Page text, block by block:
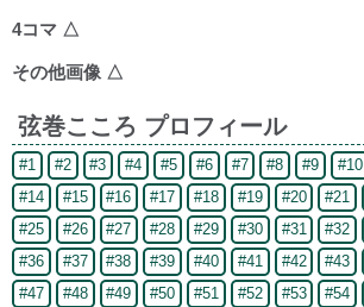
4コマ △
その他画像 △
弦巻こころ プロフィール
#1 #2 #3 #4 #5 #6 #7 #8 #9 #10
#14
#15 #16 #17 #18 #19 #20 #21
#25
#26 #27 #28 #29 #30 #31 #32
#36
#37 #38 #39 #40 #41 #42 #43
#47
#48 #49 #50 #51 #52 #53 #54